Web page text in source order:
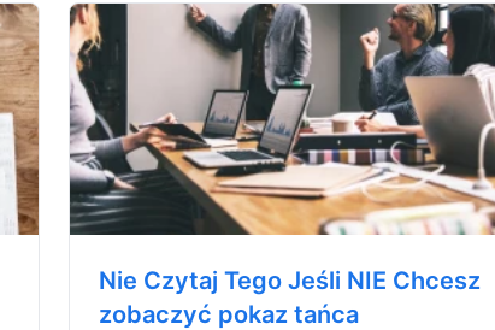
Nie Czytaj Tego Jeśli NIE Chcesz
zobaczyć pokaz tańca